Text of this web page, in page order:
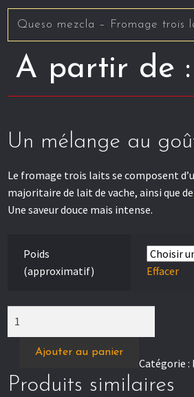
Queso mezcla – Fromage trois
A partir de :
Un mélange au
Le fromage trois laits se composent
majoritaire de lait de vache, ainsi que
Une saveur douce mais intense.
Poids
(approximatif)
Effacer
Queso
–
Ajouter au panier
Catégorie :
Produits similaires